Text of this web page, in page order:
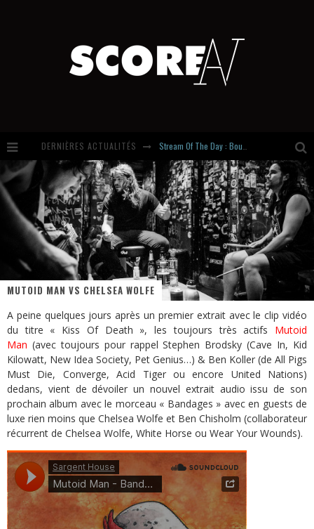
DERNIÈRES ACTUALITÉS
Russian Circles share « Empath » & « Eluvial » singles. Same Language. Different Damage.
Hardcore, Actually. Meet Cút Lộn
Introducing Newcomer : Gudewife
MUTOID MAN VS CHELSEA WOLFE
A peine quelques jours après un premier extrait avec le clip vidéo
du titre « Kiss Of Death », les toujours très actifs Mutoid
Man (avec toujours pour rappel Stephen Brodsky (Cave In, Kid
Kilowatt, New Idea Society, Pet Genius…) & Ben Koller (de All Pigs
Must Die, Converge, Acid Tiger ou encore United Nations)
dedans, vient de dévoiler un nouvel extrait audio issu de son
prochain album avec le morceau « Bandages » avec en guests de
luxe rien moins que Chelsea Wolfe et Ben Chisholm (collaborateur
récurrent de Chelsea Wolfe, White Horse ou Wear Your Wounds).